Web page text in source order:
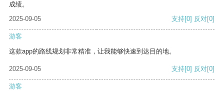
成绩。
2025-09-05
支持[0] 反对[0]
游客
这款app的路线规划非常精准，让我能够快速到达目的地。
2025-09-05 支持[0] 反对[0]
游客